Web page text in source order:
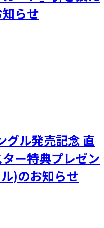
らせ
ル発売記念 直
ー特典プレゼン
)のお知らせ